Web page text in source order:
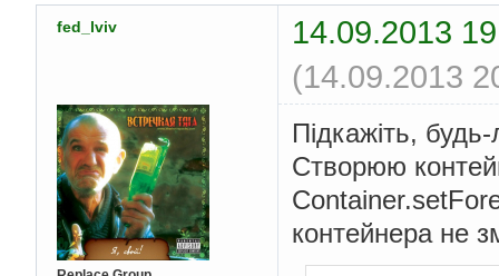
fed_lviv
14.09.2013
(14.09.2013
Підкажіть,
Створюю
контейнера не